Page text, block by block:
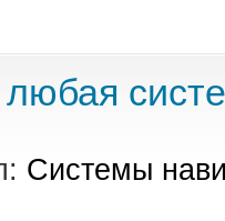
любая
Cистемы